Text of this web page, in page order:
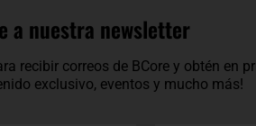
a nuestra newsletter
recibir correos de BCore y obtén en
exclusivo, eventos y mucho más!